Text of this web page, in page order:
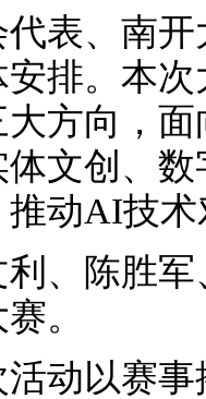
、南开
排。本
方向，
文创、
动AI技
陈胜军
。
以赛事